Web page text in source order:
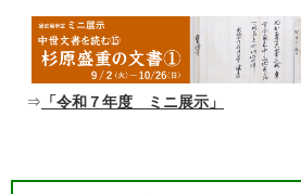
⇒ 「令和７年度 ミニ展示」